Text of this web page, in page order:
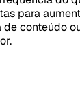
para
conteúdo